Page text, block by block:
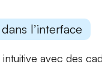
l’interface
intuitive avec des